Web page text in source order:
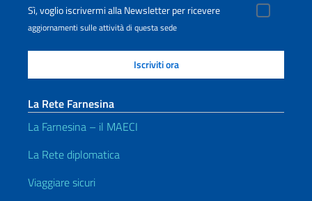
Sì, voglio iscrivermi alla Newsletter per ricevere
aggiornamenti sulle attività di questa sede
La Rete Farnesina
La Farnesina – il MAECI
La Rete diplomatica
Viaggiare sicuri